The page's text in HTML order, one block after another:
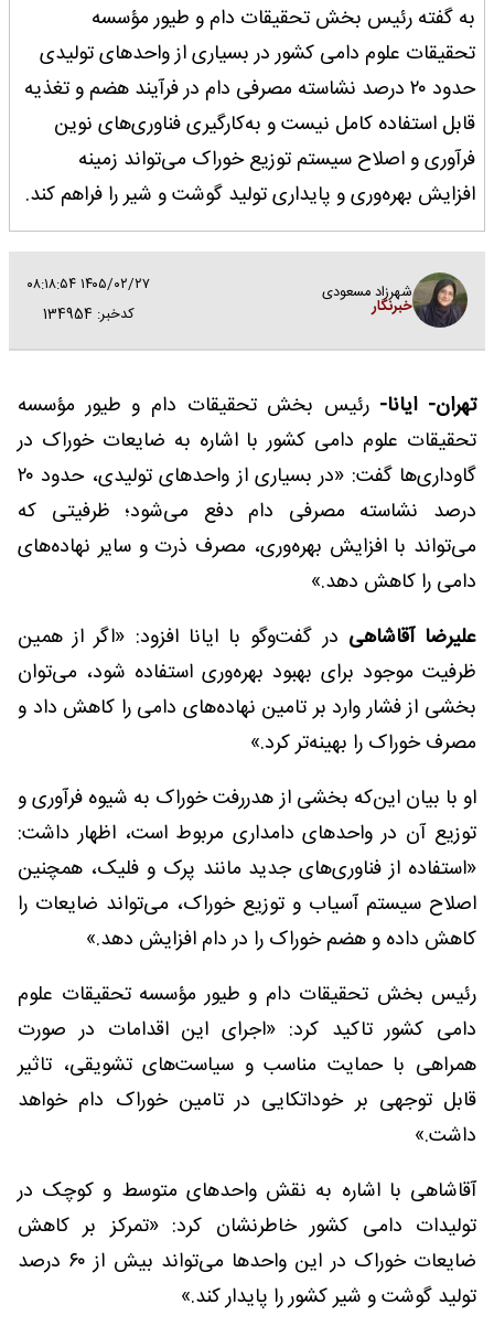
به گفته رئیس بخش تحقیقات دام و طیور مؤسسه
تحقیقات علوم دامی کشور در بسیاری از واحدهای تولیدی
حدود ۲۰ درصد نشاسته مصرفی دام در فرآیند هضم و تغذیه
قابل استفاده کامل نیست و به‌کارگیری فناوری‌های نوین
فرآوری و اصلاح سیستم توزیع خوراک می‌تواند زمینه
افزایش بهره‌وری و پایداری تولید گوشت و شیر را فراهم کند.
شهرزاد مسعودی
خبرنگار
۱۴۰۵/۰۲/۲۷ ۰۸:۱۸:۵۴
کدخبر: 134954
تهران- ایانا- رئیس بخش تحقیقات دام و طیور مؤسسه
تحقیقات علوم دامی کشور با اشاره به ضایعات خوراک در
گاوداری‌ها گفت: «در بسیاری از واحدهای تولیدی، حدود ۲۰
درصد نشاسته مصرفی دام دفع می‌شود؛ ظرفیتی که
می‌تواند با افزایش بهره‌وری، مصرف ذرت و سایر نهاده‌های
دامی را کاهش دهد.»
علیرضا آقاشاهی در گفت‌وگو با ایانا افزود: «اگر از همین
ظرفیت موجود برای بهبود بهره‌وری استفاده شود، می‌توان
بخشی از فشار وارد بر تامین نهاده‌های دامی را کاهش داد و
مصرف خوراک را بهینه‌تر کرد.»
او با بیان این‌که بخشی از هدررفت خوراک به شیوه فرآوری و
توزیع آن در واحدهای دامداری مربوط است، اظهار داشت:
«استفاده از فناوری‌های جدید مانند پرک و فلیک، همچنین
اصلاح سیستم آسیاب و توزیع خوراک، می‌تواند ضایعات را
کاهش داده و هضم خوراک را در دام افزایش دهد.»
رئیس بخش تحقیقات دام و طیور مؤسسه تحقیقات علوم
دامی کشور تاکید کرد: «اجرای این اقدامات در صورت
همراهی با حمایت مناسب و سیاست‌های تشویقی، تاثیر
قابل توجهی بر خوداتکایی در تامین خوراک دام خواهد
داشت.»
آقاشاهی با اشاره به نقش واحدهای متوسط و کوچک در
تولیدات دامی کشور خاطرنشان کرد: «تمرکز بر کاهش
ضایعات خوراک در این واحدها می‌تواند بیش از ۶۰ درصد
تولید گوشت و شیر کشور را پایدار کند.»